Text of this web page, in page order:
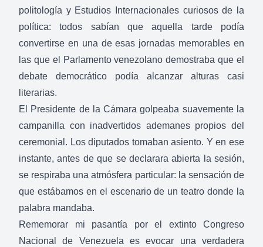
politología y Estudios Internacionales curiosos de la
política: todos sabían que aquella tarde podía
convertirse en una de esas jornadas memorables en
las que el Parlamento venezolano demostraba que el
debate democrático podía alcanzar alturas casi
literarias.
El Presidente de la Cámara golpeaba suavemente la
campanilla con inadvertidos ademanes propios del
ceremonial. Los diputados tomaban asiento. Y en ese
instante, antes de que se declarara abierta la sesión,
se respiraba una atmósfera particular: la sensación de
que estábamos en el escenario de un teatro donde la
palabra mandaba.
Rememorar mi pasantía por el extinto Congreso
Nacional de Venezuela es evocar una verdadera